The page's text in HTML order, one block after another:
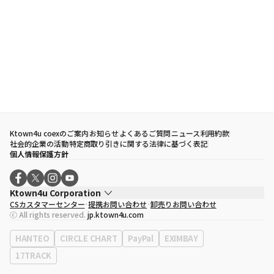
Ktown4u coexのご案内お知らせよくあるご質問ニュース利用約款
社会的企業の活動特定商取り引きに関する法律に基づく表記
個人情報保護方針
Ktown4u Corporation
代表取締役
ソン・ヒョミン
事業者登録番号120-87-71116
eContext
0120-23-7523
事務所住所
ソウル特別市江南区永東大路513、3階(三成洞、coex)
CSカスタマーセンター 提携お問い合わせ 卸売りお問い合わせ
ⓒ All rights reserved. jp.ktown4u.com
HANTEO CIRCLE CHART PayPal
EXIMBAY
17TRACK